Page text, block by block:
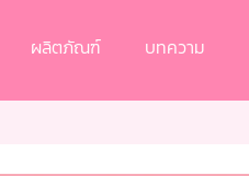
ผลิตภัณฑ์ บทความ